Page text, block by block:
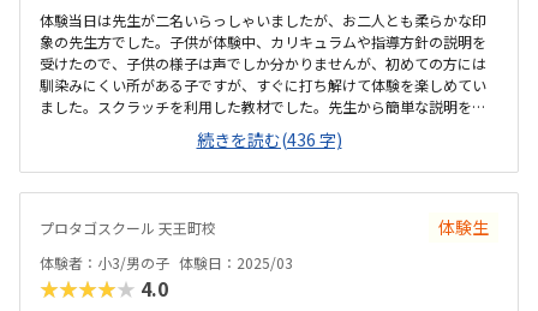
体験当日は先生が二名いらっしゃいましたが、お二人とも柔らかな印
象の先生方でした。子供が体験中、カリキュラムや指導方針の説明を
受けたので、子供の様子は声でしか分かりませんが、初めての方には
馴染みにくい所がある子ですが、すぐに打ち解けて体験を楽しめてい
ました。スクラッチを利用した教材でした。先生から簡単な説明を受
けこれなら子供も楽しんで取組めそうと思いました。マイクラの教材
もありましたが、それをやるには、その他の教材を全て終わらせてか
ら等ルール決めもしっかりましました。駅近にあり通いやすい立地に
あると思います。自宅から自転車で行くには少し距離がある為、電車
教室内は入口で靴を脱ぎました。室内は綺麗で整理整頓されていまし
た。ビギナー、ベーシック、アドバンスのコースによって料金が違い
ました。もう少しするかもと思っていたので許容範囲で...
続きを読む(436 字)
プロタゴスクール 天王町校 体験生
体験者：小3/男の子 体験日：2025/03
★★★★★ 4.0